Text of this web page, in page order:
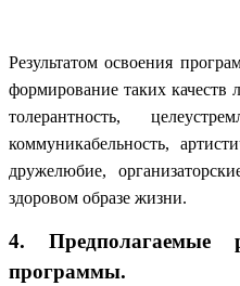
Результатом освоения
формирование таких качеств
толерантность,
коммуникабельность,
дружелюбие,
здоровом образе жизни.
4. Предполагаемые
программы.